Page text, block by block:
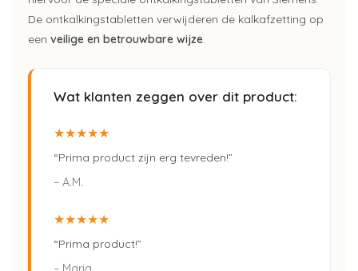
De ontkalkingstabletten verwijderen de kalkafzetting op
een veilige en betrouwbare wijze.
Wat klanten zeggen over dit product:
★★★★★
“Prima product zijn erg tevreden!”
– A.M.
★★★★★
“Prima product!”